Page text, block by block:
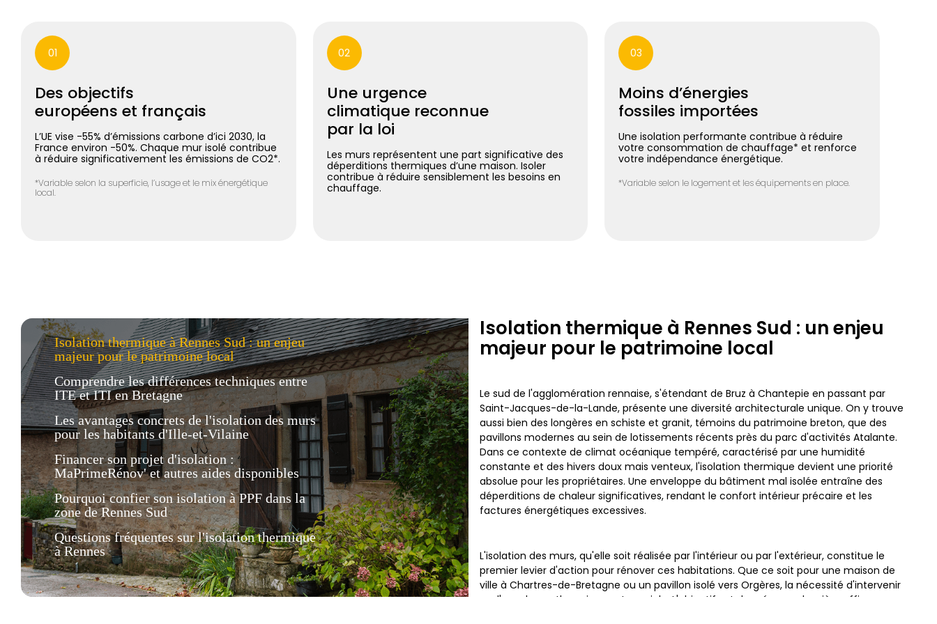
01
Des objectifs
européens et français
L’UE vise -55% d’émissions carbone d’ici 2030, la
France environ -50%. Chaque mur isolé contribue
à réduire significativement les émissions de CO2*.
*Variable selon la superficie, l’usage et le mix énergétique
local.
02
Une urgence
climatique reconnue
par la loi
Les murs représentent une part significative des
déperditions thermiques d’une maison. Isoler
contribue à réduire sensiblement les besoins en
chauffage.
03
Moins d’énergies
fossiles importées
Une isolation performante contribue à réduire
votre consommation de chauffage* et renforce
votre indépendance énergétique.
*Variable selon le logement et les équipements en place.
Isolation thermique à Rennes Sud : un enjeu
majeur pour le patrimoine local
Comprendre les différences techniques entre
ITE et ITI en Bretagne
Les avantages concrets de l'isolation des murs
pour les habitants d'Ille-et-Vilaine
Financer son projet d'isolation :
MaPrimeRénov' et autres aides disponibles
Pourquoi confier son isolation à PPF dans la
zone de Rennes Sud
Questions fréquentes sur l'isolation thermique
à Rennes
Isolation thermique à Rennes Sud : un enjeu
majeur pour le patrimoine local
Le sud de l'agglomération rennaise, s'étendant de Bruz à Chantepie en passant par
Saint-Jacques-de-la-Lande, présente une diversité architecturale unique. On y trouve
aussi bien des longères en schiste et granit, témoins du patrimoine breton, que des
pavillons modernes au sein de lotissements récents près du parc d'activités Atalante.
Dans ce contexte de climat océanique tempéré, caractérisé par une humidité
constante et des hivers doux mais venteux, l'isolation thermique devient une priorité
absolue pour les propriétaires. Une enveloppe du bâtiment mal isolée entraîne des
déperditions de chaleur significatives, rendant le confort intérieur précaire et les
factures énergétiques excessives.
L'isolation des murs, qu'elle soit réalisée par l'intérieur ou par l'extérieur, constitue le
premier levier d'action pour rénover ces habitations. Que ce soit pour une maison de
ville à Chartres-de-Bretagne ou un pavillon isolé vers Orgères, la nécessité d'intervenir
sur l'enveloppe thermique est cruciale. L'objectif est de créer une barrière efficace